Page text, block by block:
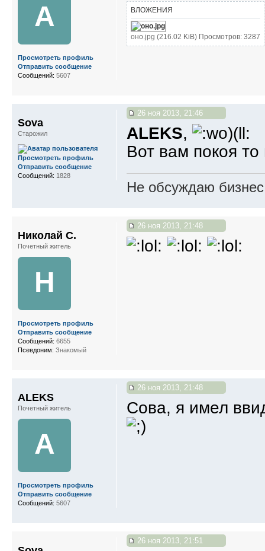
ВЛОЖЕНИЯ
оно.jpg (216.02 KiB) Просмотров: 3287
A
Просмотреть профиль
Отправить сообщение
Сообщений: 5607
26 ноя 2013, 21:46
ALEKS,
Вот вам покоя
Не обсуждаю
Sova
Старожил
Просмотреть профиль
Отправить сообщение
Сообщений: 1828
26 ноя 2013, 21:48
Николай С.
Почетный житель
Н
Просмотреть профиль
Отправить сообщение
Сообщений: 6655
Псевдоним: Знакомый
26 ноя 2013, 21:48
Сова, я имел
ALEKS
Почетный житель
A
Просмотреть профиль
Отправить сообщение
Сообщений: 5607
26 ноя 2013, 21:51